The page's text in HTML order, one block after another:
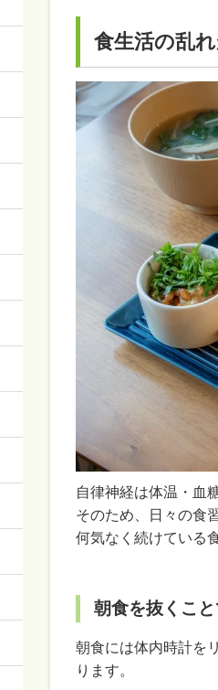
食生活の乱
自律神経は体温・血
そのため、日々の食
何気なく続けている
朝食を抜くこ
朝食には体内時計を
ります。